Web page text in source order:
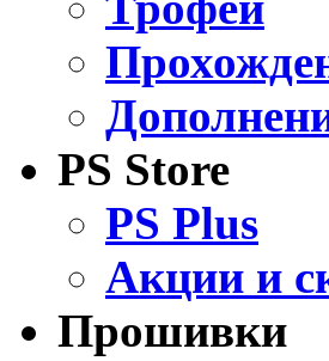
PS Store
PS Plus
Акции и
Прошивки